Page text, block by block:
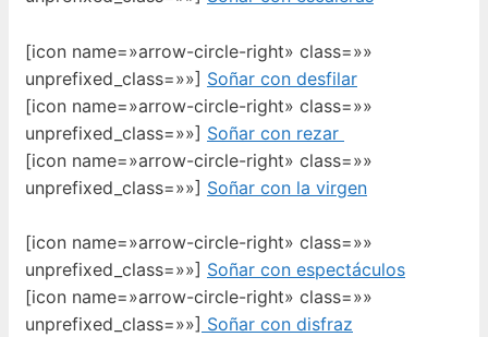
[icon name=»arrow-circle-right» class=»»
unprefixed_class=»»] Soñar con desfilar
[icon name=»arrow-circle-right» class=»»
unprefixed_class=»»] Soñar con rezar
[icon name=»arrow-circle-right» class=»»
unprefixed_class=»»] Soñar con la virgen
[icon name=»arrow-circle-right» class=»»
unprefixed_class=»»] Soñar con espectáculos
[icon name=»arrow-circle-right» class=»»
unprefixed_class=»»] Soñar con disfraz